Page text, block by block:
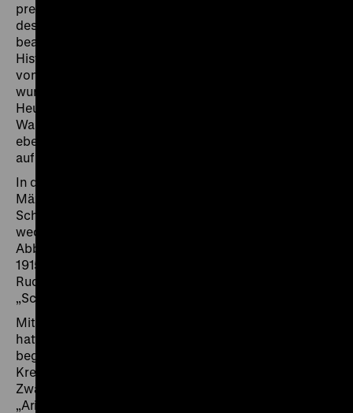
preußischen Armee“ im Zeughaus wurden am Ende
des 19. Jahrhunderts mehrere Wandgemälde
beauftragt – darunter auch ein Schlachtengemälde des
Historienmalers Hermann Knackfuß, das die Schlacht
von Turin im Jahr 1706 zeigt. Im Zweiten Weltkrieg
wurde das Werk durch Bombeneinwirkung zerstört.
Heute existieren noch der Entwurf für das
Wandgemälde sowie weitere Versionen, darunter die
ebenfalls 1884 entstandene, kleinformatigere Replik
auf Leinwand aus der Sammlung des DHM.
In der Kunstsammlung des jüdischen Verlegers und
Mäzens Rudolf Mosse (1843-1920) ist ab 1908 ein
Schlachtengemälde von Hermann Knackfuß mit
wechselnden Titeln, jedoch ohne Maßangaben oder
Abbildungen nachweisbar. Im Sammlungskatalog von
1915 und allen späteren Katalogen zur „Sammlung
Rudolf Mosse“ wird das Bild mit dem korrekten Titel
„Schlacht von Turin“ angegeben.
Mit der Ernennung Adolf Hitlers zum Reichskanzler
hatte unmittelbar die Verfolgung des Mosse-Konzerns
begonnen: Nach Publikationsverboten folgten
Kreditverweigerungen und schließlich die
Zwangsübertragung. Die sukzessiven Schritte zur
„Arisierung“ mündeten Ende 1933 in der Enteignung